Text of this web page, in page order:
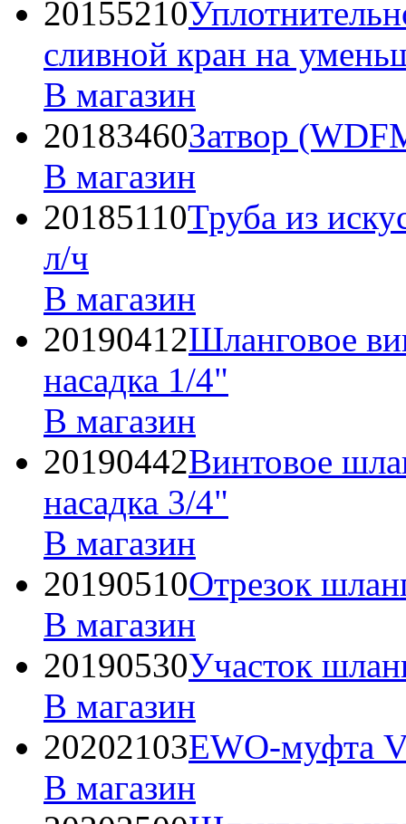
20155210
сливной кран на
В магазин
20183460Затвор
В магазин
20185110Труба из
л/ч
В магазин
20190412Шланговое
насадка 1/4"
В магазин
20190442Винтовое
насадка 3/4"
В магазин
20190510Отрезок
В магазин
20190530Участок
В магазин
20202103EWO-муфта
В магазин